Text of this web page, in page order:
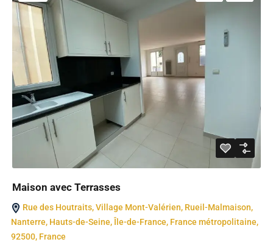
Maison avec Terrasses
Rue des Houtraits, Village Mont-Valérien, Rueil-Malmaison,
Nanterre, Hauts-de-Seine, Île-de-France, France métropolitaine,
92500, France